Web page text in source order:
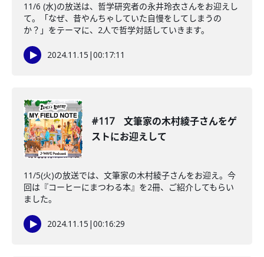
11/6 (水)の放送は、哲学研究者の永井玲衣さんをお迎えし
て。「なぜ、昔やんちゃしていた自慢をしてしまうの
か？」をテーマに、2人で哲学対話していきます。
2024.11.15 |00:17:11
#117 文筆家の木村綾子さんをゲ
ストにお迎えして
11/5(火)の放送では、文筆家の木村綾子さんをお迎え。今
回は『コーヒーにまつわる本』を2冊、ご紹介してもらい
ました。
2024.11.15 |00:16:29